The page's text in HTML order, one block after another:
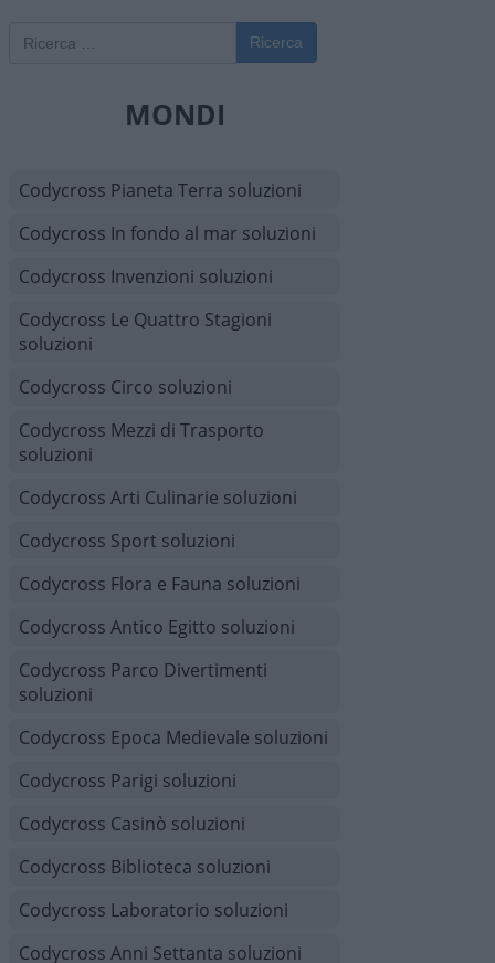
Ricerca
MONDI
Codycross Pianeta Terra soluzioni
Codycross In fondo al mar soluzioni
Codycross Invenzioni soluzioni
Codycross Le Quattro Stagioni
soluzioni
Codycross Circo soluzioni
Codycross Mezzi di Trasporto
soluzioni
Codycross Arti Culinarie soluzioni
Codycross Sport soluzioni
Codycross Flora e Fauna soluzioni
Codycross Antico Egitto soluzioni
Codycross Parco Divertimenti
soluzioni
Codycross Epoca Medievale soluzioni
Codycross Parigi soluzioni
Codycross Casinò soluzioni
Codycross Biblioteca soluzioni
Codycross Laboratorio soluzioni
Codycross Anni Settanta soluzioni